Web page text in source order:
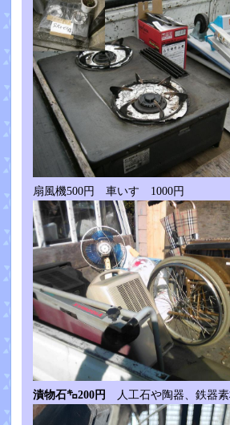
扇風機500円 車いす 1000円
漬物石㌔200円 人工石や陶器、鉄器